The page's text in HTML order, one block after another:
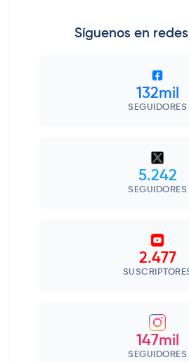
Síguenos en
132mil
SEGUIDORES
5.242
SEGUIDORES
2.477
147mil
SEGUIDORES